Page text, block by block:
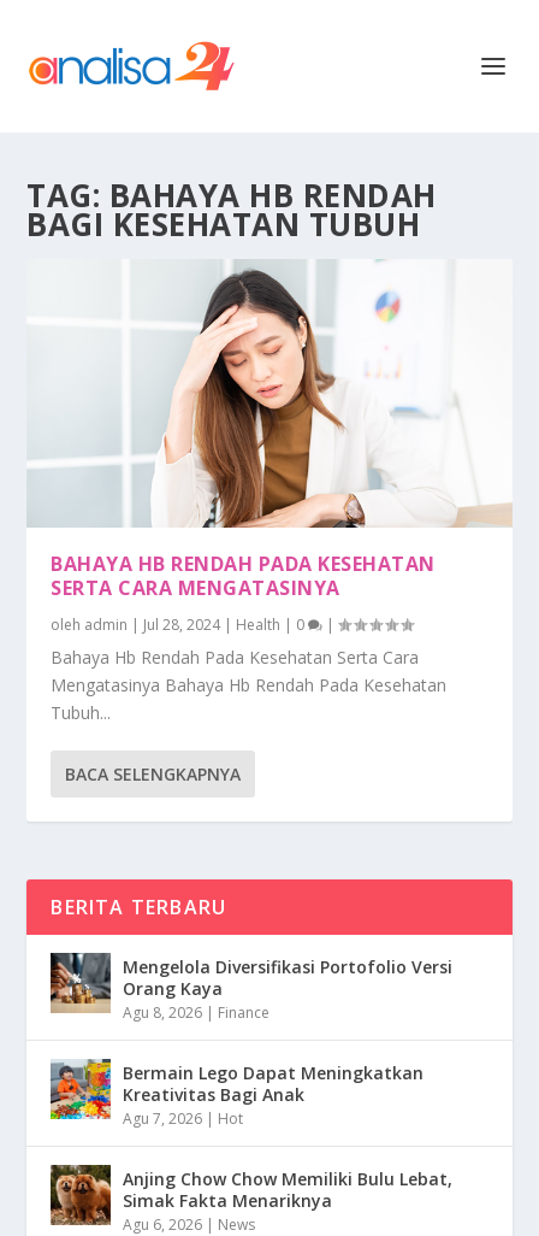
TAG: BAHAYA HB RENDAH
BAGI KESEHATAN TUBUH
BAHAYA HB RENDAH PADA KESEHATAN
SERTA CARA MENGATASINYA
oleh admin | Jul 28, 2024| Health | 0 |
Bahaya Hb Rendah Pada Kesehatan Serta Cara
Mengatasinya Bahaya Hb Rendah Pada Kesehatan
Tubuh...
BACA SELENGKAPNYA
BERITA TERBARU
Mengelola Diversifikasi Portofolio Versi
Orang Kaya
Agu 8, 2026 | Finance
Bermain Lego Dapat Meningkatkan
Kreativitas Bagi Anak
Agu 7, 2026 | Hot
Anjing Chow Chow Memiliki Bulu Lebat,
Simak Fakta Menariknya
Agu 6, 2026 | News